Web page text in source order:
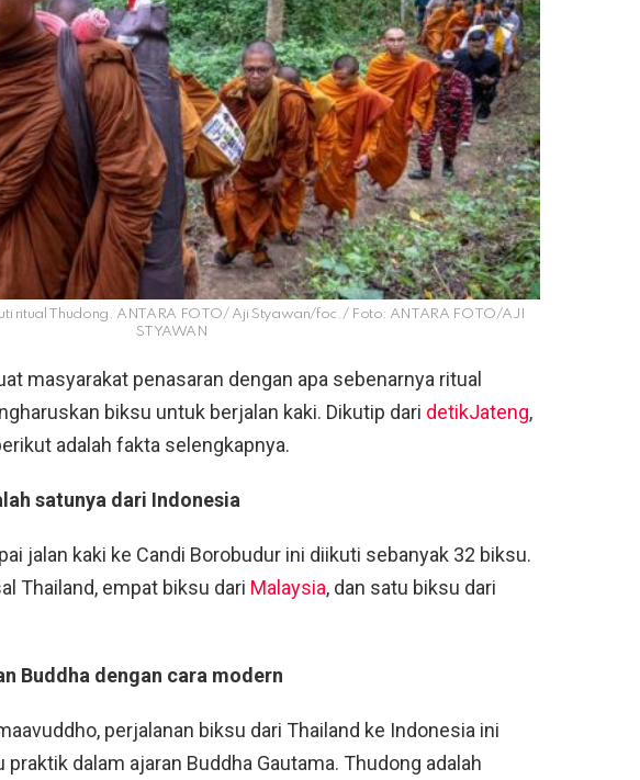
ritual Thudong. ANTARA FOTO/ Aji Styawan/foc./ Foto: ANTARA FOTO/AJI
STYAWAN
masyarakat penasaran dengan apa sebenarnya ritual
biksu untuk berjalan kaki. Dikutip dari detikJateng,
adalah fakta selengkapnya.
satunya dari Indonesia
jalan kaki ke Candi Borobudur ini diikuti sebanyak 32 biksu.
Thailand, empat biksu dari Malaysia, dan satu biksu dari
Buddha dengan cara modern
perjalanan biksu dari Thailand ke Indonesia ini
dalam ajaran Buddha Gautama. Thudong adalah